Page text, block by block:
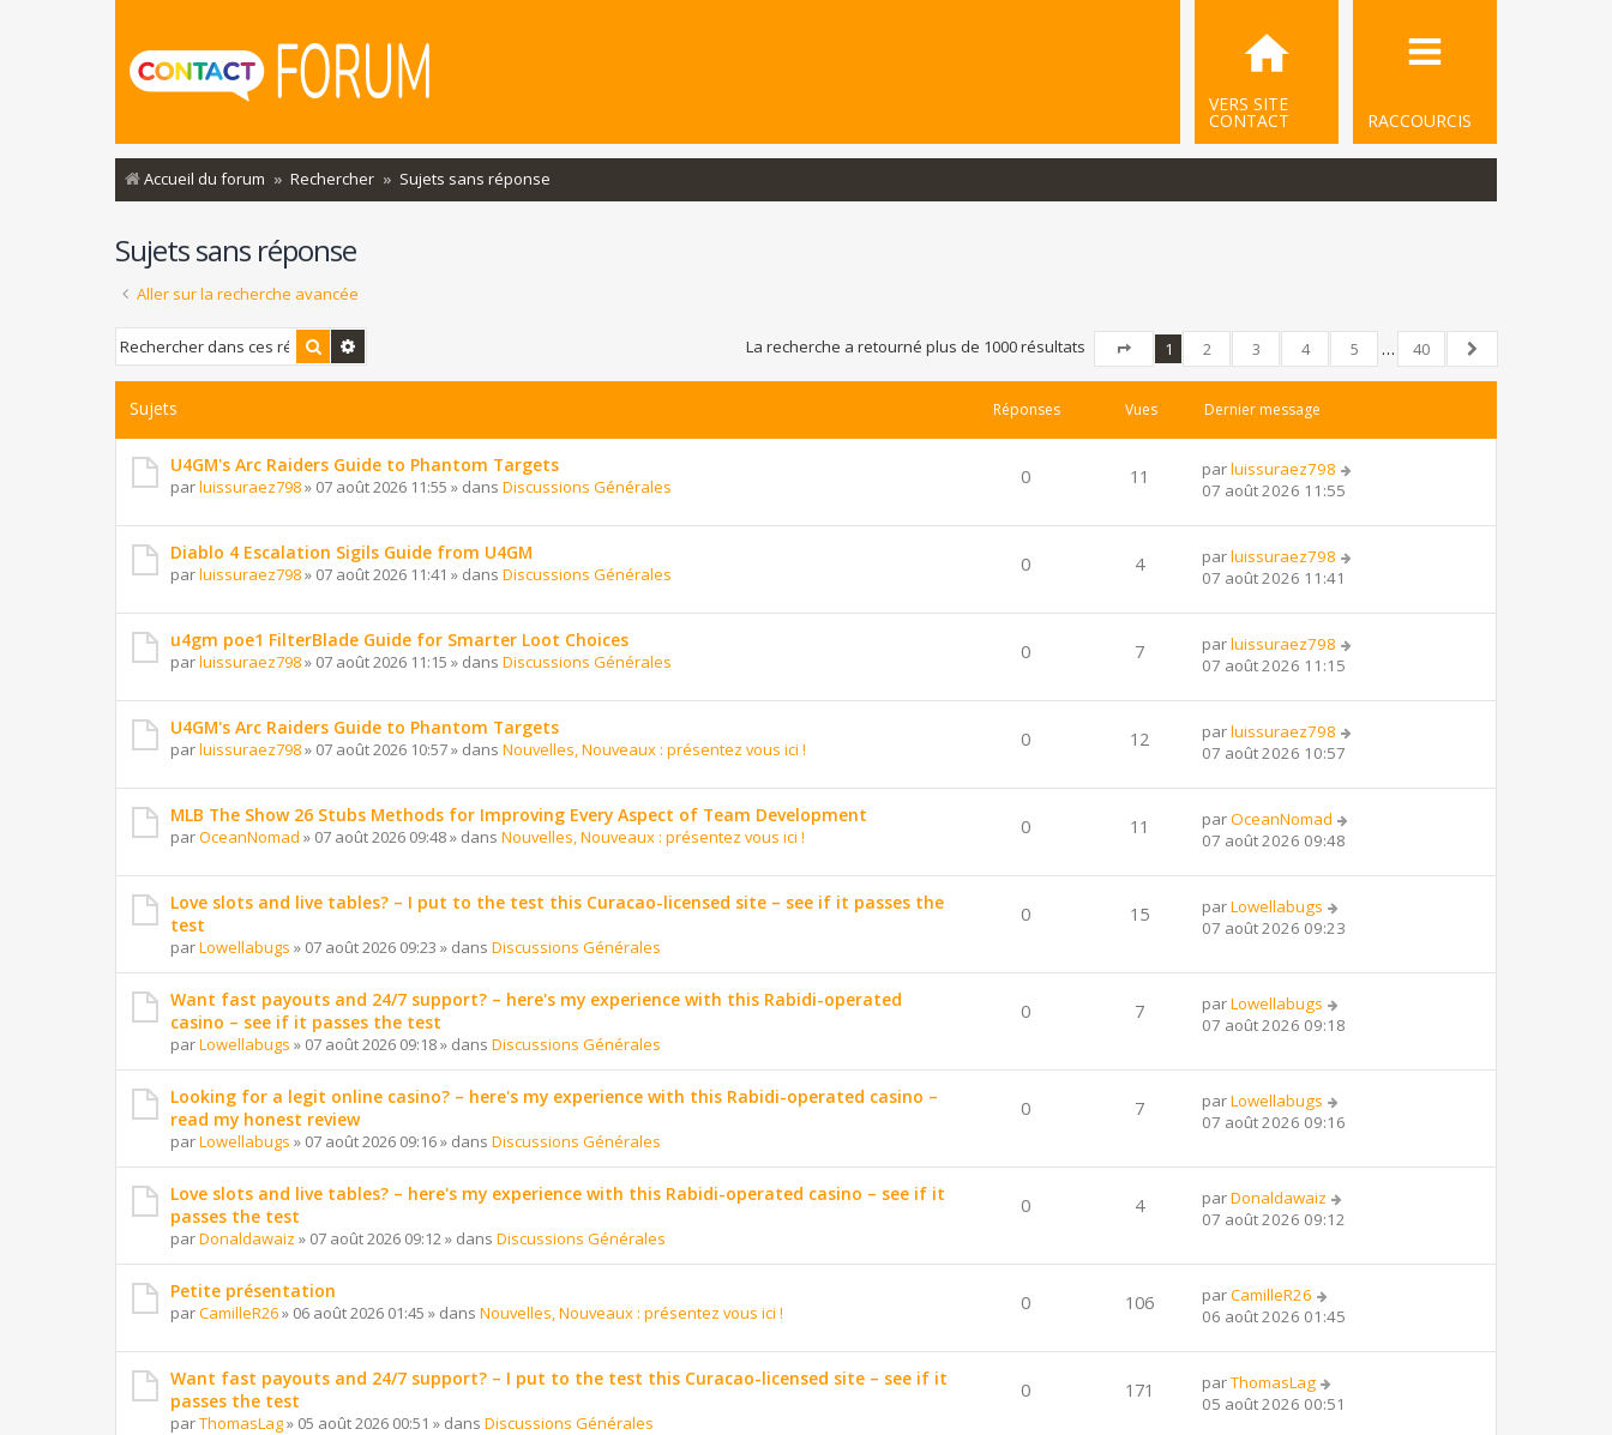
RACCOURCIS
VERS SITE
CONTACT
Accueil du forum Rechercher Sujets sans réponse
Sujets sans réponse
Aller sur la recherche avancée
Rechercher
La recherche a retourné plus de 1000 résultats
Page
sur40
1 2 3 4 5 …
40
Suivant
Sujets Réponses Vues Dernier message
U4GM's Arc Raiders Guide to Phantom Targets
parluissuraez798» 07 août 2026 11:55 » dans Discussions Générales 0 11 parluissuraez798
07 août 2026 11:55
Diablo 4 Escalation Sigils Guide from U4GM
parluissuraez798» 07 août 2026 11:41 » dans Discussions Générales 0 4 parluissuraez798
07 août 2026 11:41
u4gm poe1 FilterBlade Guide for Smarter Loot Choices
parluissuraez798» 07 août 2026 11:15 » dans Discussions Générales 0 7 parluissuraez798
07 août 2026 11:15
U4GM's Arc Raiders Guide to Phantom Targets
parluissuraez798» 07 août 2026 10:57» dans Nouvelles, Nouveaux : présentez vous ici ! 0 12 parluissuraez798
07 août 2026 10:57
MLB The Show 26 Stubs Methods for Improving Every Aspect of Team Development
parOceanNomad » 07 août 2026 09:48» dans Nouvelles, Nouveaux : présentez vous ici ! 0 11 parOceanNomad
07 août 2026 09:48
Love slots and live tables? – I put to the test this Curacao-licensed site – see if it passes the
test
parLowellabugs » 07 août 2026 09:23 » dans Discussions Générales
0 15 parLowellabugs
07 août 2026 09:23
Want fast payouts and 24/7 support? – here's my experience with this Rabidi-operated
casino – see if it passes the test
parLowellabugs » 07 août 2026 09:18» dans Discussions Générales
0 7 parLowellabugs
07 août 2026 09:18
Looking for a legit online casino? – here's my experience with this Rabidi-operated casino –
read my honest review
parLowellabugs » 07 août 2026 09:16» dans Discussions Générales
0 7 parLowellabugs
07 août 2026 09:16
Love slots and live tables? – here's my experience with this Rabidi-operated casino – see if it
passes the test
parDonaldawaiz » 07 août 2026 09:12 » dans Discussions Générales
0 4 parDonaldawaiz
07 août 2026 09:12
Petite présentation
parCamilleR26» 06 août 2026 01:45 » dans Nouvelles, Nouveaux : présentez vous ici ! 0 106 parCamilleR26
06 août 2026 01:45
Want fast payouts and 24/7 support? – I put to the test this Curacao-licensed site – see if it
passes the test
parThomasLag» 05 août 2026 00:51 » dans Discussions Générales
0 171 parThomasLag
05 août 2026 00:51